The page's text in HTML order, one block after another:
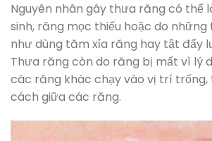
Nguyên nhân gây thưa răng có thể
sinh, răng mọc thiếu hoặc do những
như dùng tăm xỉa răng hay tật đẩy
Thưa răng còn do răng bị mất vì lý
các răng khác chạy vào vị trí trống,
cách giữa các răng.